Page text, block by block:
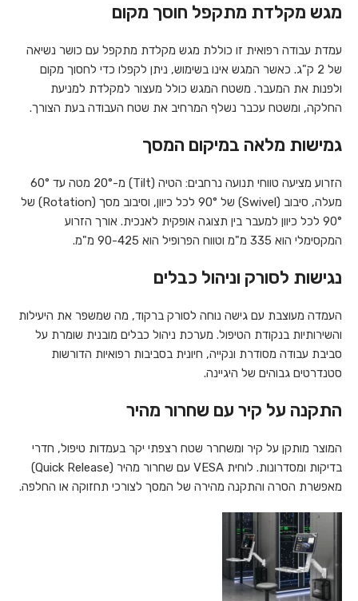
מגש מקלדת מתקפל חוסך מקום
עמדת עבודה רפואית זו כוללת מגש מקלדת מתקפל עם כושר נשיאה
של 2 ק"ג. כאשר המגש אינו בשימוש, ניתן לקפלו כדי לחסוך מקום
ולפנות את המעבר. משטח המגש כולל מעצור למקלדת למניעת
החלקה, ומשטח עכבר נשלף המרחיב את שטח העבודה בעת הצורך.
גמישות מלאה במיקום המסך
הזרוע מציעה טווחי תנועה נרחבים: הטיה (Tilt) מ-20° מטה עד 60°
מעלה, סיבוב (Swivel) של 90° לכל כיוון, וסיבוב מסך (Rotation) של
90° לכל כיוון למעבר בין תצוגה אופקית לאנכית. אורך הזרוע
המקסימלי הוא 335 מ"מ וטווח הפרופיל הוא 90-425 מ"מ.
נגישות לסורק וניהול כבלים
העמדה מעוצבת עם גישה נוחה לסורק ברקוד, מה שמשפר את היעילות
והשירותיות בנקודת הטיפול. מערכת ניהול כבלים מובנית שומרת על
סביבת עבודה מסודרת ונקייה, חיונית בסביבות רפואיות הדורשות
סטנדרטים גבוהים של היגיינה.
התקנה על קיר עם שחרור מהיר
המוצר מותקן על קיר ומשחרר שטח רצפתי יקר בעמדות טיפול, חדרי
בדיקות ומסדרונות. לוחית VESA עם שחרור מהיר (Quick Release)
מאפשרת הסרה והתקנה מהירה של המסך לצורכי תחזוקה או החלפה.